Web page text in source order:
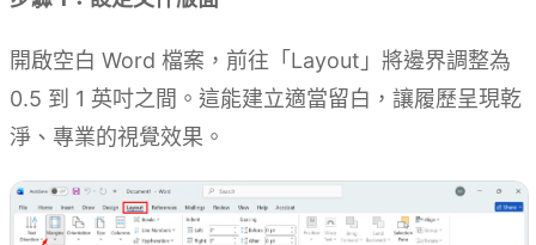
開啟空白 Word 檔案，前往「Layout」將邊界調整為
0.5 到 1 英吋之間。這能建立適當留白，讓履歷呈現乾
淨、專業的視覺效果。